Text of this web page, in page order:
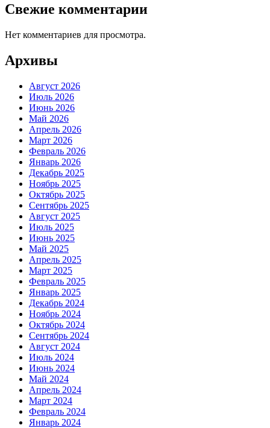
Свежие комментарии
Нет комментариев для просмотра.
Архивы
Август 2026
Июль 2026
Июнь 2026
Май 2026
Апрель 2026
Март 2026
Февраль 2026
Январь 2026
Декабрь 2025
Ноябрь 2025
Октябрь 2025
Сентябрь 2025
Август 2025
Июль 2025
Июнь 2025
Май 2025
Апрель 2025
Март 2025
Февраль 2025
Январь 2025
Декабрь 2024
Ноябрь 2024
Октябрь 2024
Сентябрь 2024
Август 2024
Июль 2024
Июнь 2024
Май 2024
Апрель 2024
Март 2024
Февраль 2024
Январь 2024